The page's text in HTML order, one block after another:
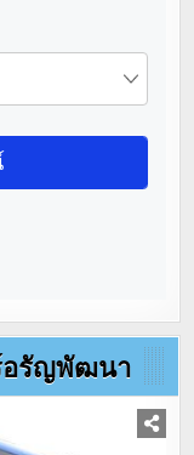
อรัญพัฒนา